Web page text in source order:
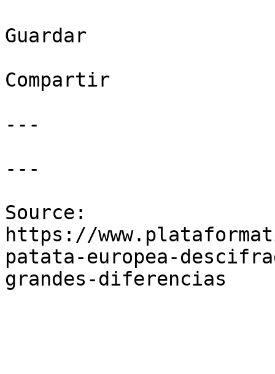
Guardar
Compartir
---
---
Source:
https://
patata-europea-